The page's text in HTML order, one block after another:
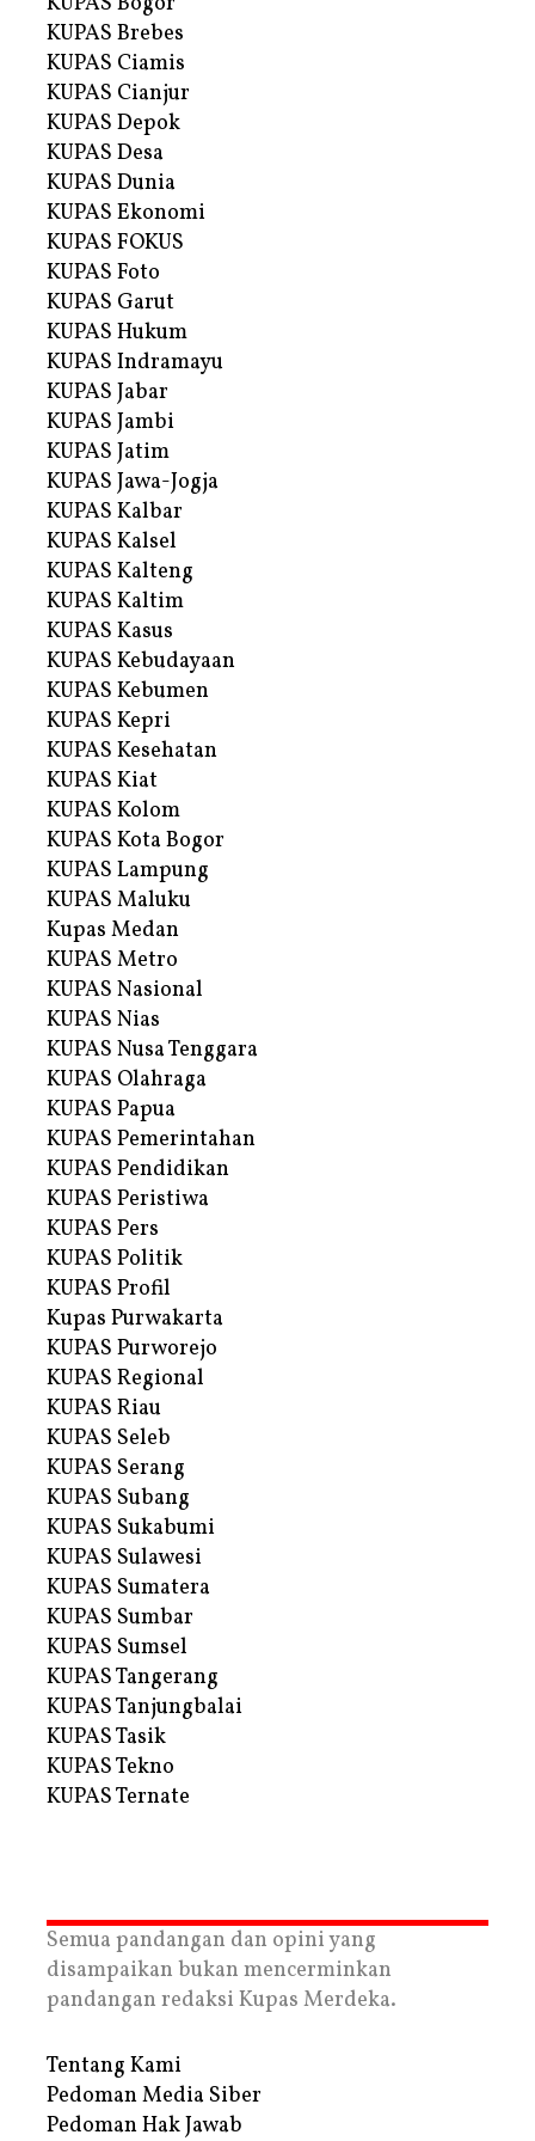
KUPAS Brebes
KUPAS Ciamis
KUPAS Cianjur
KUPAS Depok
KUPAS Desa
KUPAS Dunia
KUPAS Ekonomi
KUPAS FOKUS
KUPAS Foto
KUPAS Garut
KUPAS Hukum
KUPAS Indramayu
KUPAS Jabar
KUPAS Jambi
KUPAS Jatim
KUPAS Jawa-Jogja
KUPAS Kalbar
KUPAS Kalsel
KUPAS Kalteng
KUPAS Kaltim
KUPAS Kasus
KUPAS Kebudayaan
KUPAS Kebumen
KUPAS Kepri
KUPAS Kesehatan
KUPAS Kiat
KUPAS Kolom
KUPAS Kota Bogor
KUPAS Lampung
KUPAS Maluku
Kupas Medan
KUPAS Metro
KUPAS Nasional
KUPAS Nias
KUPAS Nusa Tenggara
KUPAS Olahraga
KUPAS Papua
KUPAS Pemerintahan
KUPAS Pendidikan
KUPAS Peristiwa
KUPAS Pers
KUPAS Politik
KUPAS Profil
Kupas Purwakarta
KUPAS Purworejo
KUPAS Regional
KUPAS Riau
KUPAS Seleb
KUPAS Serang
KUPAS Subang
KUPAS Sukabumi
KUPAS Sulawesi
KUPAS Sumatera
KUPAS Sumbar
KUPAS Sumsel
KUPAS Tangerang
KUPAS Tanjungbalai
KUPAS Tasik
KUPAS Tekno
KUPAS Ternate
Semua pandangan dan opini yang
disampaikan bukan mencerminkan
pandangan redaksi Kupas Merdeka.
Tentang Kami
Pedoman Media Siber
Pedoman Hak Jawab